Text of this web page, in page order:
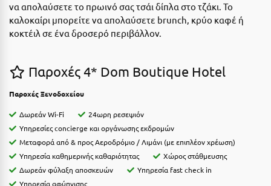
Ελληνικό Αρκαδίας
Ελούντα Κρήτης
Ερμιόνη
Εύβοια
Ευρυτανία
Ζ
Ζαγοροχώρια
να απολαύσετε το πρωινό σας τσάι δίπλα στο τζάκι. Το
καλοκαίρι μπορείτε να απολαύσετε brunch, κρύο καφέ ή
κοκτέιλ σε ένα δροσερό περιβάλλον.
Παροχές 4* Dom Boutique Hotel
Παροχές Ξενοδοχείου
Δωρεάν Wi-Fi
24ωρη ρεσεψιόν
Υπηρεσίες concierge και οργάνωσης εκδρομών
Μεταφορά από & προς Αεροδρόμιο / Λιμάνι (με επιπλέον χρέωση)
Υπηρεσία καθημερινής καθαριότητας
Χώρος στάθμευσης
Δωρεάν φύλαξη αποσκευών
Υπηρεσία fast check in
Υπηρεσία αφύπνισης